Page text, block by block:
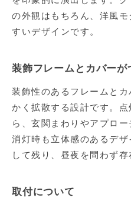
の外観はもちろん、洋風
すいデザインです。
装飾フレームとカバー
装飾性のあるフレームと
かく拡散する設計です。
ら、玄関まわりやアプロー
消灯時も立体感のあるデ
して残り、昼夜を問わず存
取付について